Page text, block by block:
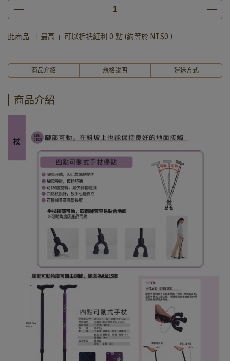
此商品 「 最高 」可以折抵紅利 0 點 (約等於 NT$0 )
商品介紹 規格說明 運送方式
商品介紹